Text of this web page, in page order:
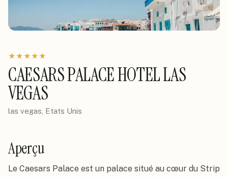
★★★★★
CAESARS PALACE HOTEL LAS
VEGAS
las vegas, Etats Unis
Aperçu
Le Caesars Palace est un palace situé au cœur du Strip